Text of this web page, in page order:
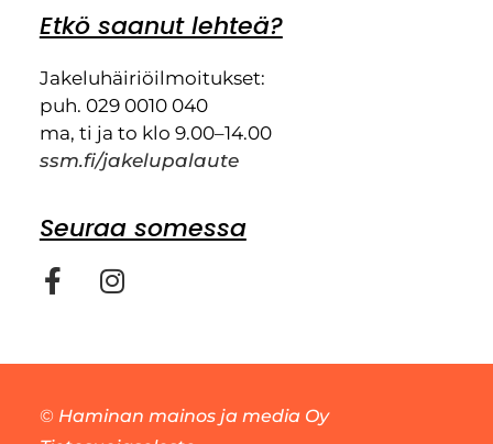
Etkö saanut lehteä?
Jakeluhäiriöilmoitukset:
puh. 029 0010 040
ma, ti ja to klo 9.00–14.00
ssm.fi/jakelupalaute
Seuraa somessa
© Haminan mainos ja media Oy